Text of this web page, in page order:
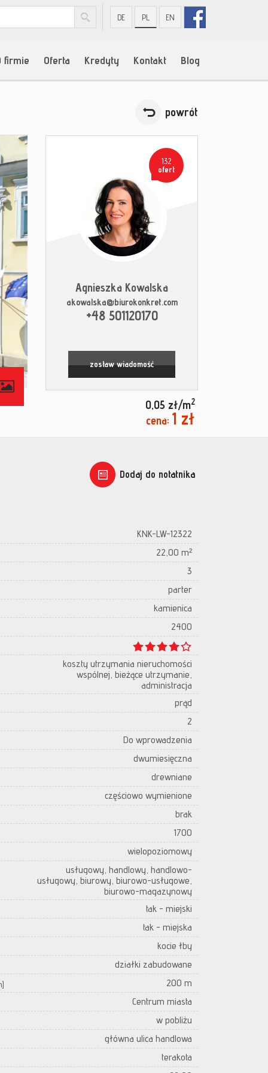
DE PL EN
firmie Oferta Kredyty Kontakt Blog
powrót
contributors
132
ofert
Agnieszka Kowalska
akowalska@biurokonkret.com
+48 501120170
zostaw wiadomość
0,05 zł/m2
cena: 1 zł
Dodaj do notatnika
KNK-LW-12322
22,00 m²
3
parter
kamienica
2400
koszty utrzymania nieruchomości
wspólnej, bieżące utrzymanie,
administracja
prąd
2
Do wprowadzenia
dwumiesięczna
drewniane
częściowo wymienione
brak
1700
wielopoziomowy
usługowy, handlowy, handlowo-
usługowy, biurowy, biurowo-usługowe,
biurowo-magazynowy
tak - miejski
tak - miejska
kocie łby
działki zabudowane
200 m
Centrum miasta
w pobliżu
główna ulica handlowa
terakota